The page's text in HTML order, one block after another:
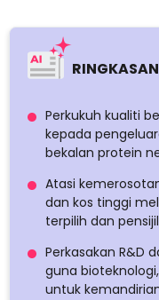
Perkukuh kualiti
kepada
bekalan protein
Atasi
dan kos tinggi
terpilih dan
Perkasakan R&D
guna
untuk